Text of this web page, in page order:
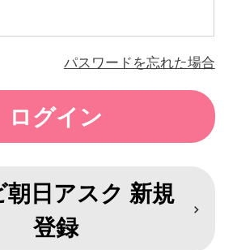
パスワードを忘れた場合
朝日アスク 新規
登録